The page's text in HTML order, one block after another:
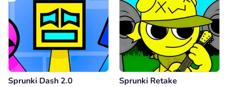
Sprunki Dash 2.0 Sprunki Retake